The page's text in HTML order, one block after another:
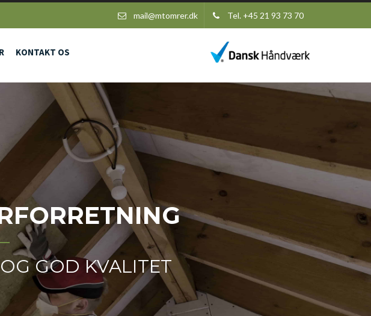
mail@mtomrer.dk Tel. +45 21 93 73 70
KONTAKT OS
GOD KVALITET